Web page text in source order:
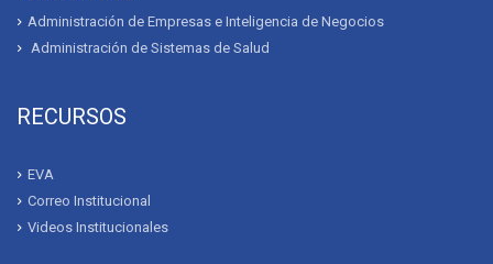
Administración de Empresas e Inteligencia de Negocios
Administración de Sistemas de Salud
RECURSOS
EVA
Correo Institucional
Videos Institucionales